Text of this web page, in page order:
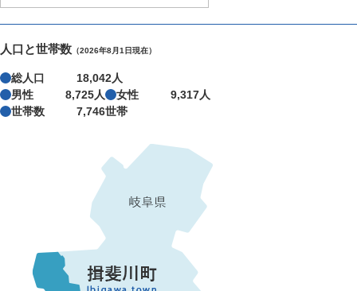
人口と世帯数 （2026年8月1日現在）
総人口
18,042人
男性
8,725人 女性
9,317人
世帯数
7,746世帯